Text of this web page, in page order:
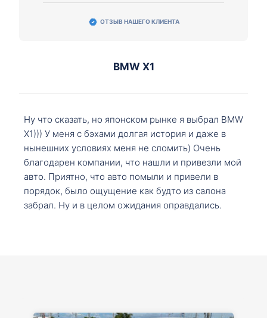
ОТЗЫВ НАШЕГО КЛИЕНТА
BMW X1
Ну что сказать, но японском рынке я выбрал BMW
X1))) У меня с бэхами долгая история и даже в
нынешних условиях меня не сломить) Очень
благодарен компании, что нашли и привезли мой
авто. Приятно, что авто помыли и привели в
порядок, было ощущение как будто из салона
забрал. Ну и в целом ожидания оправдались.